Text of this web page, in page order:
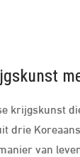
krijgskunst
drie
van